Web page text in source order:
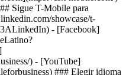
Sigue T-Mobile para
showcase/t-
- [Facebook]
) - [YouTube]
### Elegir idioma